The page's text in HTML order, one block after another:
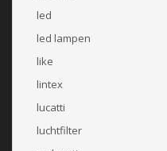
led
led lampen
like
lintex
lucatti
luchtfilter